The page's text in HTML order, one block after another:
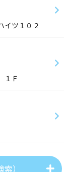
ツ１０２
１Ｆ
）